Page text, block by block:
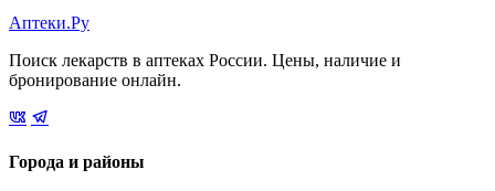
Аптеки.Ру
Поиск лекарств в аптеках России. Цены, наличие и
бронирование онлайн.
Города и районы